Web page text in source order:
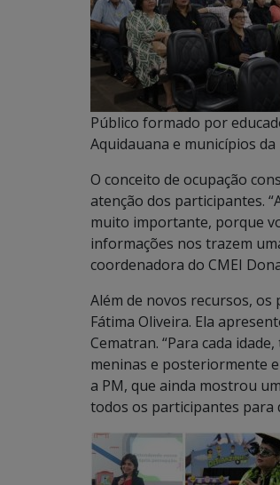
Público formado por
Aquidauana e municípios da
O conceito de ocupação
atenção dos participantes.
muito importante, porque
informações nos trazem
coordenadora do CMEI
Além de novos recursos,
Fátima Oliveira. Ela
Cematran. “Para cada
meninas e posteriormente
a PM, que ainda mostrou
todos os participantes para